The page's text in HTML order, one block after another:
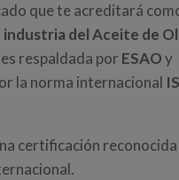
que te acreditará
industria del Aceite de
respaldada por ESAOy
la norma internacional
certificación reconocida